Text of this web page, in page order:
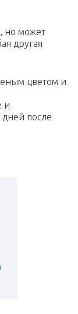
но может
другая
цветом и
и
дней после